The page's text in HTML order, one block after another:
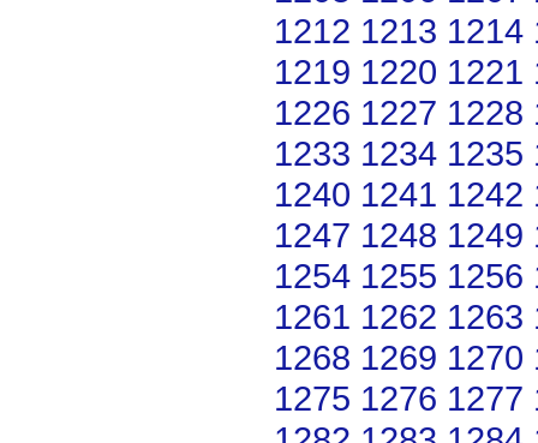
1212 1213 1214
1219 1220 1221
1226 1227 1228
1233 1234 1235
1240 1241 1242
1247 1248 1249
1254 1255 1256
1261 1262 1263
1268 1269 1270
1275 1276 1277